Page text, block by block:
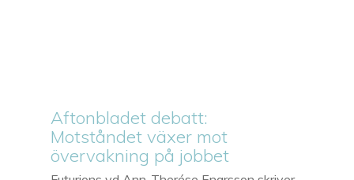
Aftonbladet debatt:
Motståndet växer mot
övervakning på jobbet